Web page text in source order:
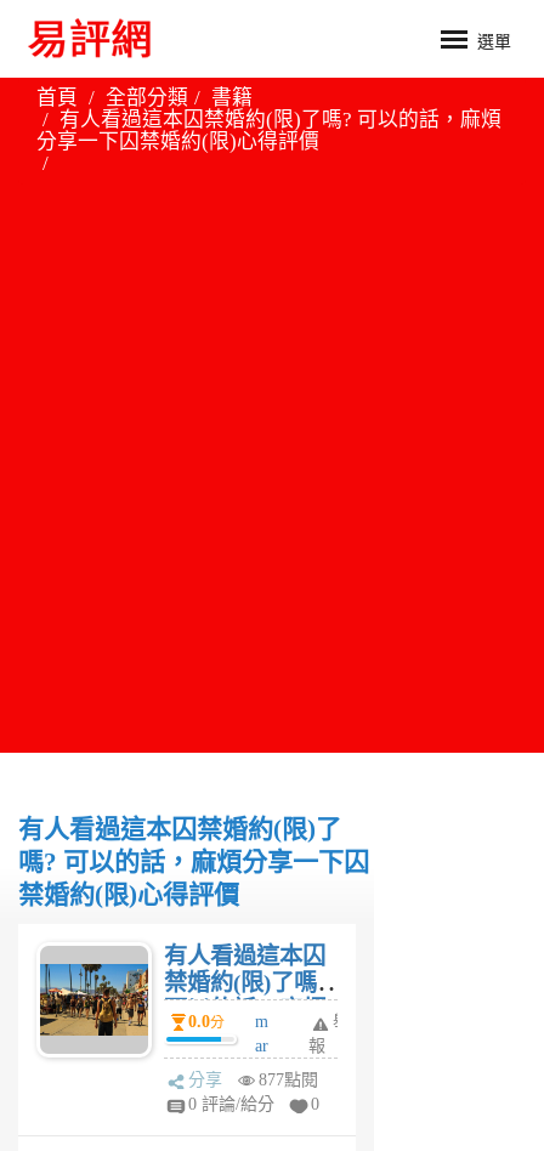
選單
首頁 全部分類
書籍
有人看過這本囚禁婚約(限)了嗎? 可以的話，麻煩
分享一下囚禁婚約(限)心得評價
有人看過這本囚禁婚約(限)了
嗎? 可以的話，麻煩分享一下囚
禁婚約(限)心得評價
有人看過這本囚
禁婚約(限)了嗎?
可以的話，麻煩
分享一下囚禁婚
約(限)心得評價
0.0分
m
ar
s
6
舉
報
分享
877點閱
0 評論/給分
0